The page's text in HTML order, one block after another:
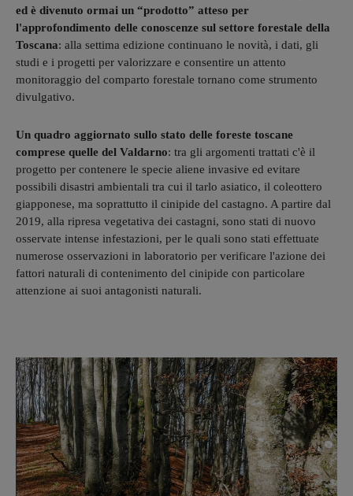
ed è divenuto ormai un “prodotto” atteso per
l'approfondimento delle conoscenze sul settore forestale della
Toscana: alla settima edizione continuano le novità, i dati, gli
studi e i progetti per valorizzare e consentire un attento
monitoraggio del comparto forestale tornano come strumento
divulgativo.
Un quadro aggiornato sullo stato delle foreste toscane
comprese quelle del Valdarno: tra gli argomenti trattati c'è il
progetto per contenere le specie aliene invasive ed evitare
possibili disastri ambientali tra cui il tarlo asiatico, il coleottero
giapponese, ma soprattutto il cinipide del castagno. A partire dal
2019, alla ripresa vegetativa dei castagni, sono stati di nuovo
osservate intense infestazioni, per le quali sono stati effettuate
numerose osservazioni in laboratorio per verificare l'azione dei
fattori naturali di contenimento del cinipide con particolare
attenzione ai suoi antagonisti naturali.